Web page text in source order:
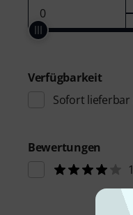
Verfügbarkeit
Sofort lieferbar
Bewertungen
1